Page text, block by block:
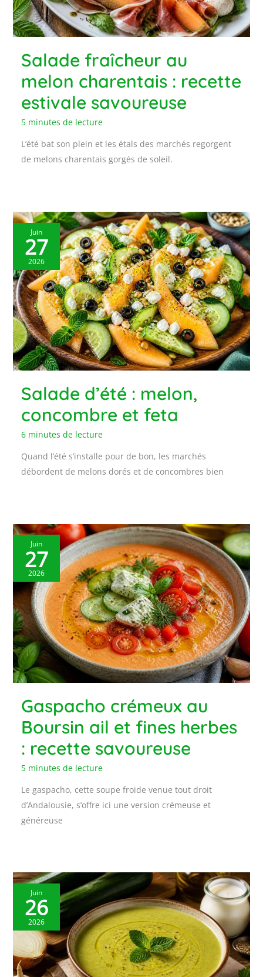
Salade fraîcheur au
melon charentais : recette
estivale savoureuse
5 minutes de lecture
L’été bat son plein et les étals des marchés regorgent
de melons charentais gorgés de soleil.
Juin
27
2026
Salade d’été : melon,
concombre et feta
6 minutes de lecture
Quand l’été s’installe pour de bon, les marchés
débordent de melons dorés et de concombres bien
Juin
27
2026
Gaspacho crémeux au
Boursin ail et fines herbes
: recette savoureuse
5 minutes de lecture
Le gaspacho, cette soupe froide venue tout droit
d’Andalousie, s’offre ici une version crémeuse et
généreuse
Juin
26
2026